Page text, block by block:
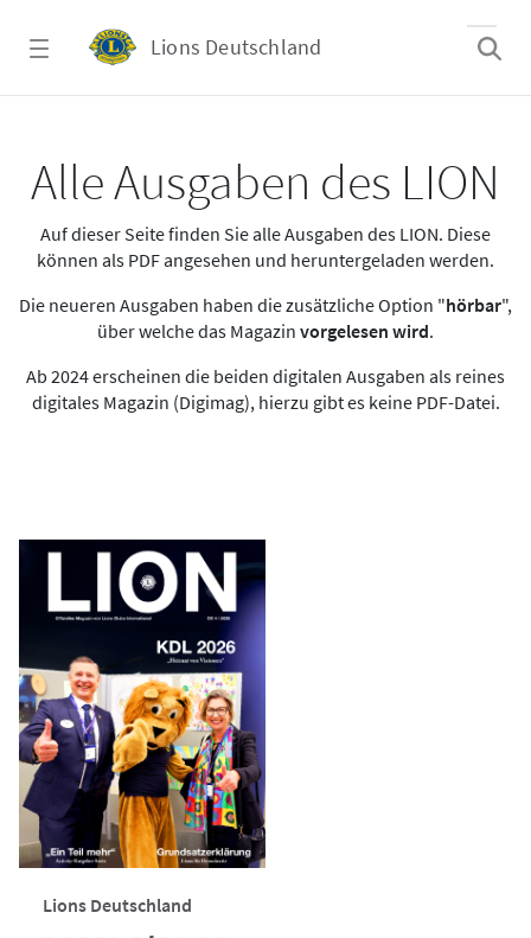
Lions Deutschland
Alle Ausgaben des LION
Auf dieser Seite finden Sie alle Ausgaben des LION. Diese
können als PDF angesehen und heruntergeladen werden.
Die neueren Ausgaben haben die zusätzliche Option "hörbar",
über welche das Magazin vorgelesen wird.
Ab 2024 erscheinen die beiden digitalen Ausgaben als reines
digitales Magazin (Digimag), hierzu gibt es keine PDF-Datei.
Lions Deutschland